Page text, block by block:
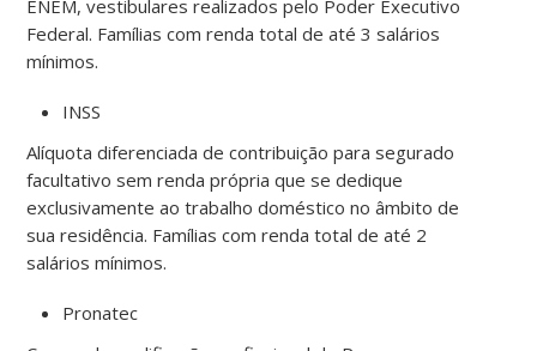
ENEM, vestibulares realizados pelo Poder Executivo
Federal. Famílias com renda total de até 3 salários
mínimos.
INSS
Alíquota diferenciada de contribuição para segurado
facultativo sem renda própria que se dedique
exclusivamente ao trabalho doméstico no âmbito de
sua residência. Famílias com renda total de até 2
salários mínimos.
Pronatec